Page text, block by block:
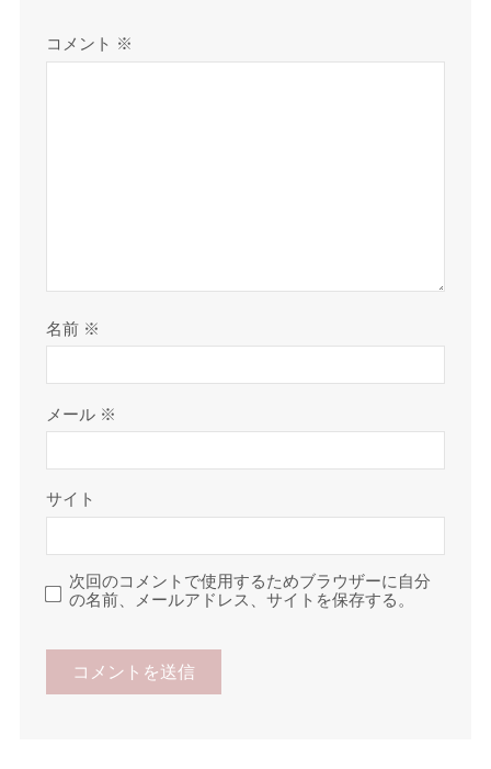
コメント ※
名前 ※
メール ※
サイト
次回のコメントで使用するためブラウザーに自分
の名前、メールアドレス、サイトを保存する。